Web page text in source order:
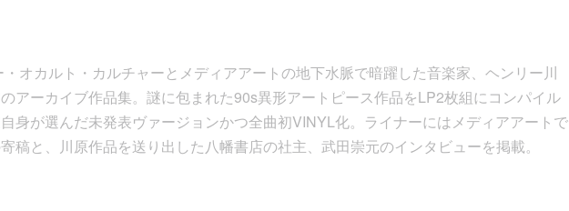
オカルト・カルチャーとメディアアートの地下水脈で暗躍した音楽家、ヘンリー川
アーカイブ作品集。謎に包まれた90s異形アートピース作品をLP2枚組にコンパイル
身が選んだ未発表ヴァージョンかつ全曲初VINYL化。ライナーにはメディアアートで
稿と、川原作品を送り出した八幡書店の社主、武田崇元のインタビューを掲載。